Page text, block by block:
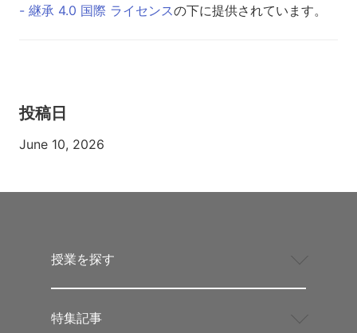
- 継承 4.0 国際 ライセンスの下に提供されています。
投稿日
June 10, 2026
授業を探す
特集記事